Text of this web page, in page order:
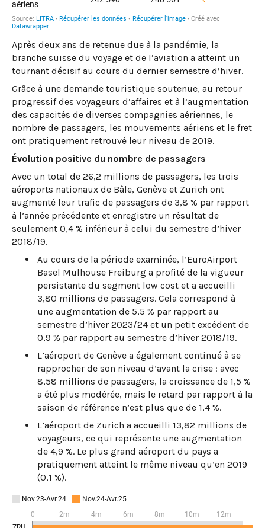
Après deux ans de retenue due à la pandémie, la
branche suisse du voyage et de l’aviation a atteint un
tournant décisif au cours du dernier semestre d’hiver.
Grâce à une demande touristique soutenue, au retour
progressif des voyageurs d’affaires et à l’augmentation
des capacités de diverses compagnies aériennes, le
nombre de passagers, les mouvements aériens et le fret
ont pratiquement retrouvé leur niveau de 2019.
Évolution positive du nombre de passagers
Avec un total de 26,2 millions de passagers, les trois
aéroports nationaux de Bâle, Genève et Zurich ont
augmenté leur trafic de passagers de 3,8 % par rapport
à l’année précédente et enregistre un résultat de
seulement 0,4 % inférieur à celui du semestre d’hiver
2018/19.
Au cours de la période examinée, l’EuroAirport
Basel Mulhouse Freiburg a profité de la vigueur
persistante du segment low cost et a accueilli
3,80 millions de passagers. Cela correspond à
une augmentation de 5,5 % par rapport au
semestre d’hiver 2023/24 et un petit excédent de
0,9 % par rapport au semestre d’hiver 2018/19.
L’aéroport de Genève a également continué à se
rapprocher de son niveau d’avant la crise : avec
8,58 millions de passagers, la croissance de 1,5 %
a été plus modérée, mais le retard par rapport à la
saison de référence n’est plus que de 1,4 %.
L’aéroport de Zurich a accueilli 13,82 millions de
voyageurs, ce qui représente une augmentation
de 4,9 %. Le plus grand aéroport du pays a
pratiquement atteint le même niveau qu’en 2019
(0,1 %).